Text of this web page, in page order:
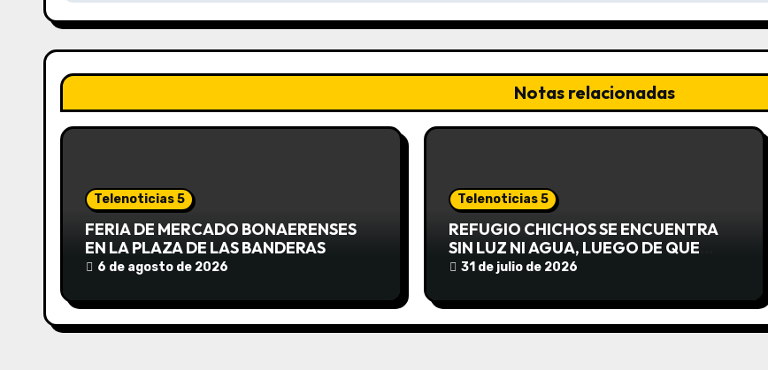
e
g
a
c
e
e
Notas relacionadas
Telenoticias 5
FERIA DE MERCADO BONAERENSES
EN LA PLAZA DE LAS BANDERAS
6 de agosto de 2026
Telenoticias 5
REFUGIO CHICHOS SE ENCUENTRA
SIN LUZ NI AGUA, LUEGO DE QUE
EDEA CORTARA EL SUMINISTRO SIN
31 de julio de 2026